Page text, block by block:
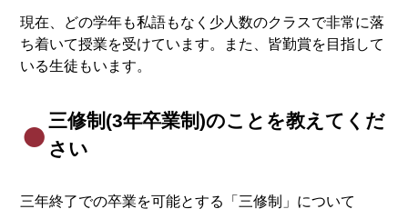
現在、どの学年も私語もなく少人数のクラスで非常に落
ち着いて授業を受けています。また、皆勤賞を目指して
いる生徒もいます。
三修制(3年卒業制)のことを教えてくだ
さい
三年終了での卒業を可能とする「三修制」について